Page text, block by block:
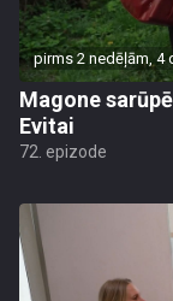
pirms 2 nedēļām, 4
Magone
Evitai
72. epizode